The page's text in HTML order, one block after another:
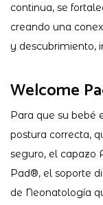
continua, se
creando una
y descubrimiento,
Welcome
Para que su bebé
postura correcta,
seguro, el capazo
Pad®, el soporte
de Neonatología